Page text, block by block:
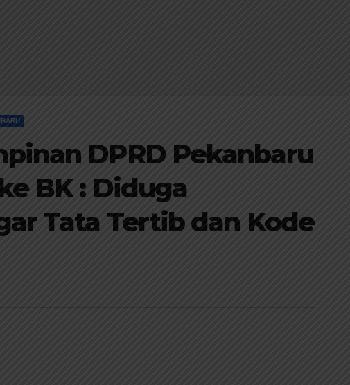
DPRD Pekanbaru
BK : Diduga
Tata Tertib dan Kode